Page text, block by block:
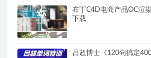
布丁C4D电商产品OC渲
下载
吕超博士《120句搞定